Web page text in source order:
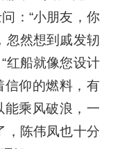
：“小朋友，你
忽然想到戚发轫
红船就像您设计
信仰的燃料，有
能乘风破浪，一
，陈伟凤也十分